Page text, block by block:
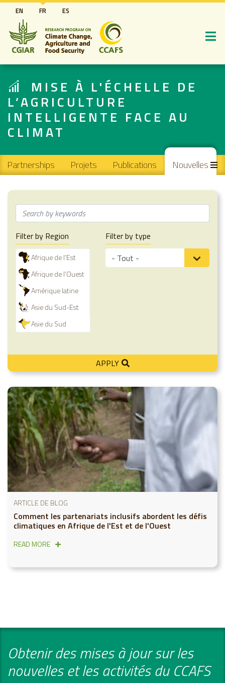
Aller
au
contenu
principal
EN FR ES
MISE À L'ÉCHELLE DE
L’AGRICULTURE
INTELLIGENTE FACE AU
CLIMAT
Main navigation
Partnerships Projets Publications Nouvelles
Filter by Region
Afrique de l'Est
Afrique de l'Ouest
Amérique latine
Asie du Sud-Est
Asie du Sud
Filter by type
APPLY
ARTICLE DE BLOG
Comment les partenariats inclusifs abordent les défis
climatiques en Afrique de l'Est et de l'Ouest
READ MORE
Obtenir des mises à jour sur les
nouvelles et les activités du CCAFS